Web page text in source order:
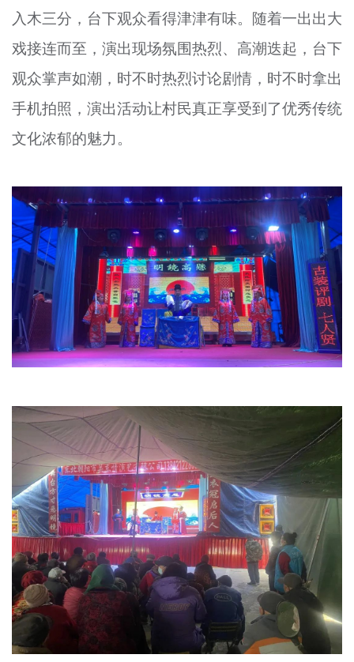
入木三分，台下观众看得津津有味。随着一出出大
戏接连而至，演出现场氛围热烈、高潮迭起，台下
观众掌声如潮，时不时热烈讨论剧情，时不时拿出
手机拍照，演出活动让村民真正享受到了优秀传统
文化浓郁的魅力。